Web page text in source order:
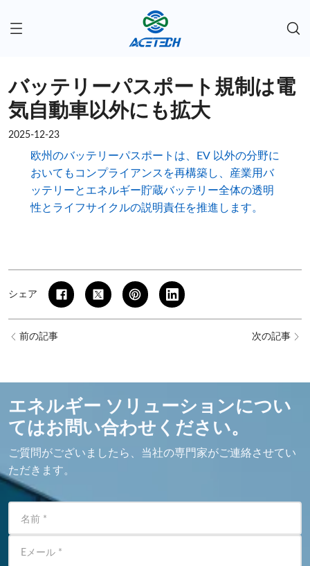
バッテリーパスポート規制は電
気自動車以外にも拡大
2025-12-23
欧州のバッテリーパスポートは、EV 以外の分野に
おいてもコンプライアンスを再構築し、産業用バ
ッテリーとエネルギー貯蔵バッテリー全体の透明
性とライフサイクルの説明責任を推進します。
シェア
前の記事 次の記事
エネルギー ソリューションについ
てはお問い合わせください。
ご質問がございましたら、当社の専門家がご連絡させてい
ただきます。
名前 *
Eメール *